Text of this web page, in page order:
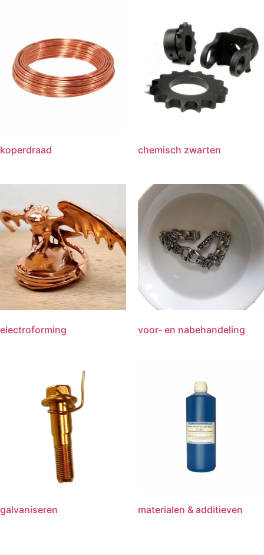
koperdraad chemisch zwarten
electroforming voor- en nabehandeling
galvaniseren materialen & additieven